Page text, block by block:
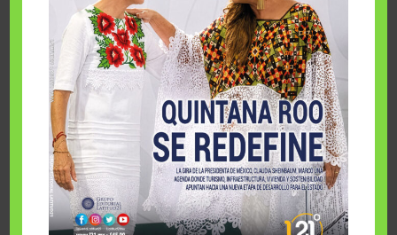
Fairmont Mayakoba y Make-A-Wish México unieron
esfuerzos para hacer realidad el deseo de una …